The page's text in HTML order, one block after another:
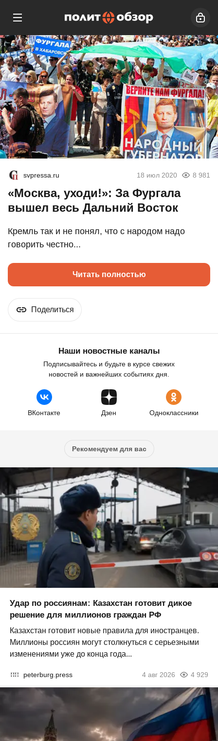
svpressa.ru 18 июл 2020 8 981
«Москва, уходи!»: За Фургала
вышел весь Дальний Восток
Кремль так и не понял, что с народом надо
говорить честно...
Читать полностью
Поделиться
Наши новостные каналы
Подписывайтесь и будьте в курсе свежих
новостей и важнейших событиях дня.
ВКонтакте Дзен Одноклассники
Рекомендуем для вас
Удар по россиянам: Казахстан готовит дикое
решение для миллионов граждан РФ
Казахстан готовит новые правила для иностранцев.
Миллионы россиян могут столкнуться с серьезными
изменениями уже до конца года...
peterburg.press 4 авг 2026 4 929